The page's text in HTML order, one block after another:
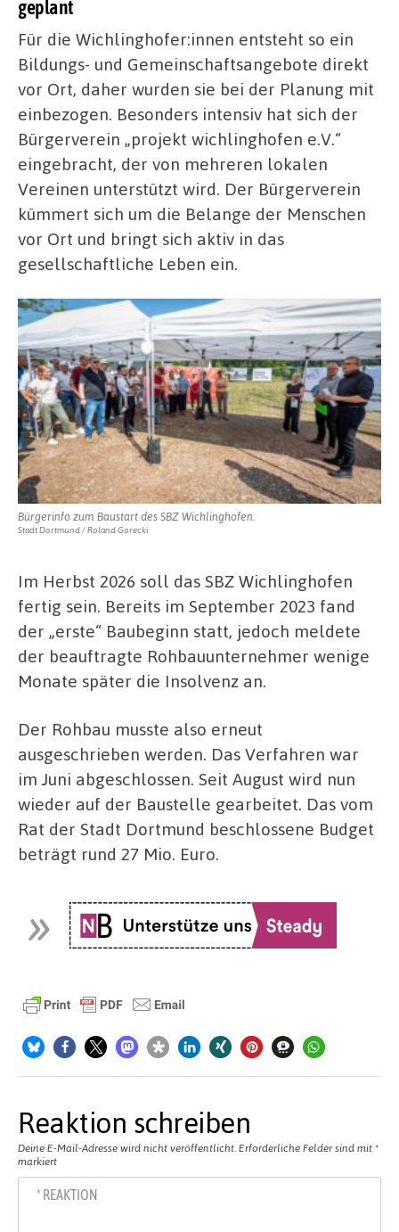
geplant
Für die Wichlinghofer:innen entsteht so ein
Bildungs- und Gemeinschaftsangebote direkt
vor Ort, daher wurden sie bei der Planung mit
einbezogen. Besonders intensiv hat sich der
Bürgerverein „projekt wichlinghofen e.V.“
eingebracht, der von mehreren lokalen
Vereinen unterstützt wird. Der Bürgerverein
kümmert sich um die Belange der Menschen
vor Ort und bringt sich aktiv in das
gesellschaftliche Leben ein.
Bürgerinfo zum Baustart des SBZ Wichlinghofen.
Stadt Dortmund / Roland Gorecki
Im Herbst 2026 soll das SBZ Wichlinghofen
fertig sein. Bereits im September 2023 fand
der „erste“ Baubeginn statt, jedoch meldete
der beauftragte Rohbauunternehmer wenige
Monate später die Insolvenz an.
Der Rohbau musste also erneut
ausgeschrieben werden. Das Verfahren war
im Juni abgeschlossen. Seit August wird nun
wieder auf der Baustelle gearbeitet. Das vom
Rat der Stadt Dortmund beschlossene Budget
beträgt rund 27 Mio. Euro.
Reaktion schreiben
Deine E-Mail-Adresse wird nicht veröffentlicht. Erforderliche Felder sind mit *
markiert